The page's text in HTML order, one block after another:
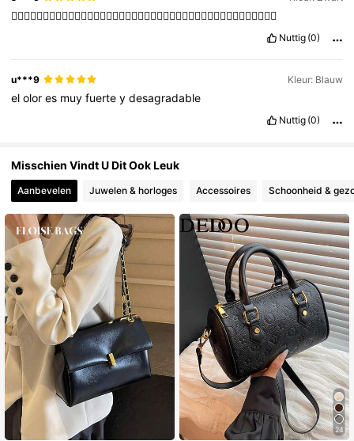
👍🏻👍🏻👍🏻👍🏻👍🏻👍🏻👍🏻👍🏻👍🏻👍🏻👍🏻👍🏻👍🏻👍🏻👍🏻👍🏻👍🏻👍🏻👍🏻👍🏻👍🏻
Nuttig (0)
u***9 Kleur: Blauw
elolores muyfuerteydesagradable
Nuttig (0)
Misschien Vindt U Dit Ook Leuk
Aanbevelen Juwelen & horloges Accessoires Schoonheid &
24